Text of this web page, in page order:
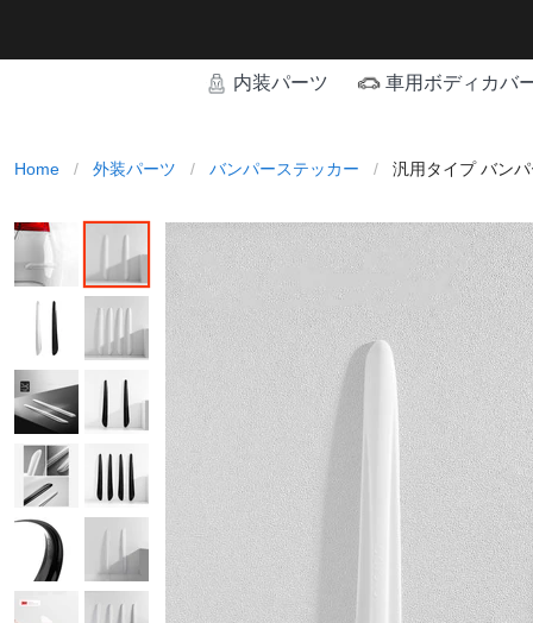
内装パーツ 車用ボディカバ
Home / 外装パーツ / バンパーステッカー / 汎用タイプ バン